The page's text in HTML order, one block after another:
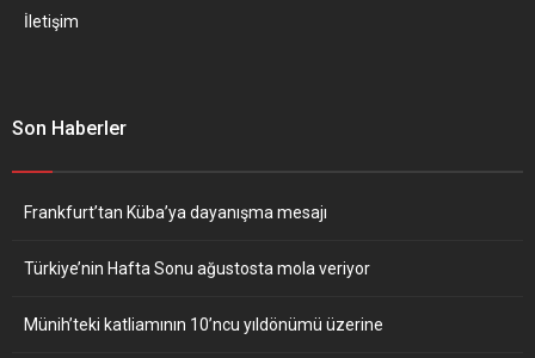
İletişim
Son Haberler
Frankfurt’tan Küba’ya dayanışma mesajı
Türkiye’nin Hafta Sonu ağustosta mola veriyor
Münih’teki katliamının 10’ncu yıldönümü üzerine